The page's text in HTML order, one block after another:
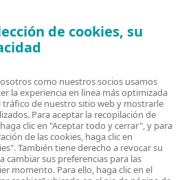
de la comunidad de
RSS Feed
Dirección
Política de Cookies
de cookies, su
como nuestros socios usamos
la experiencia en línea más optimizada
tráfico de nuestro sitio web y mostrarle
Para aceptar la recopilación de
clic en "Aceptar todo y cerrar", y para
de las cookies, haga clic en
También tiene derecho a revocar su
cambiar sus preferencias para las
momento. Para ello, haga clic en el